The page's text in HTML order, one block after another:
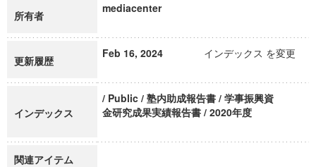
所有者
mediacenter
更新履歴
Feb 16, 2024 インデックス を変更
インデックス
/ Public / 塾内助成報告書 / 学事振興資
金研究成果実績報告書 / 2020年度
関連アイテム